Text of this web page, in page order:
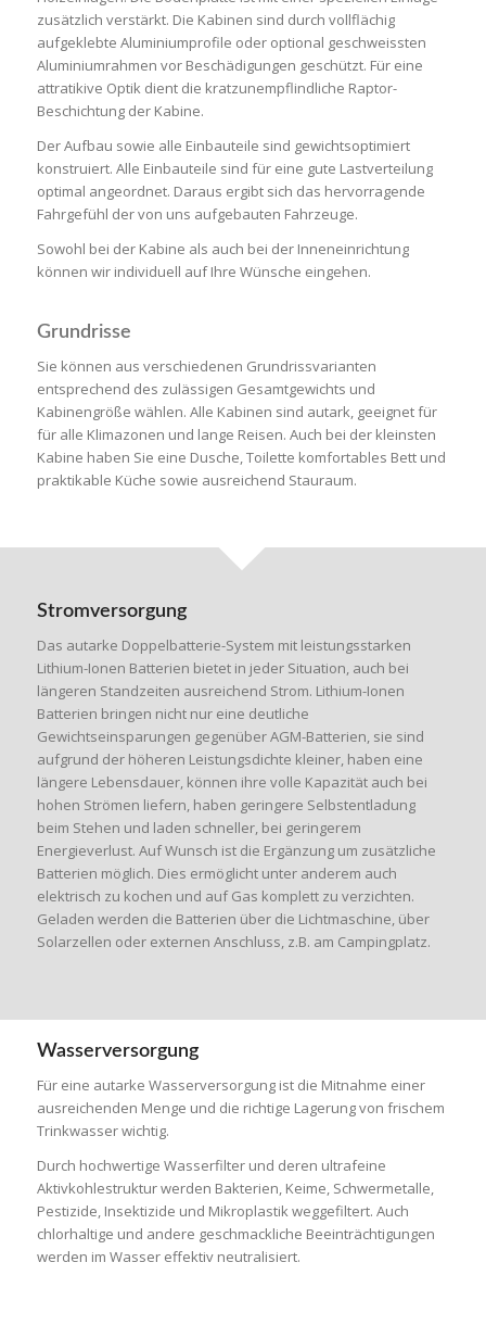
zusätzlich verstärkt. Die Kabinen sind durch vollflächig
aufgeklebte Aluminiumprofile oder optional geschweissten
Aluminiumrahmen vor Beschädigungen geschützt. Für eine
attratikive Optik dient die kratzunempflindliche Raptor-
Beschichtung der Kabine.
Der Aufbau sowie alle Einbauteile sind gewichtsoptimiert
konstruiert. Alle Einbauteile sind für eine gute Lastverteilung
optimal angeordnet. Daraus ergibt sich das hervorragende
Fahrgefühl der von uns aufgebauten Fahrzeuge.
Sowohl bei der Kabine als auch bei der Inneneinrichtung
können wir individuell auf Ihre Wünsche eingehen.
Grundrisse
Sie können aus verschiedenen Grundrissvarianten
entsprechend des zulässigen Gesamtgewichts und
Kabinengröße wählen. Alle Kabinen sind autark, geeignet für
für alle Klimazonen und lange Reisen. Auch bei der kleinsten
Kabine haben Sie eine Dusche, Toilette komfortables Bett und
praktikable Küche sowie ausreichend Stauraum.
Stromversorgung
Das autarke Doppelbatterie-System mit leistungsstarken
Lithium-Ionen Batterien bietet in jeder Situation, auch bei
längeren Standzeiten ausreichend Strom. Lithium-Ionen
Batterien bringen nicht nur eine deutliche
Gewichtseinsparungen gegenüber AGM-Batterien, sie sind
aufgrund der höheren Leistungsdichte kleiner, haben eine
längere Lebensdauer, können ihre volle Kapazität auch bei
hohen Strömen liefern, haben geringere Selbstentladung
beim Stehen und laden schneller, bei geringerem
Energieverlust. Auf Wunsch ist die Ergänzung um zusätzliche
Batterien möglich. Dies ermöglicht unter anderem auch
elektrisch zu kochen und auf Gas komplett zu verzichten.
Geladen werden die Batterien über die Lichtmaschine, über
Solarzellen oder externen Anschluss, z.B. am Campingplatz.
Wasserversorgung
Für eine autarke Wasserversorgung ist die Mitnahme einer
ausreichenden Menge und die richtige Lagerung von frischem
Trinkwasser wichtig.
Durch hochwertige Wasserfilter und deren ultrafeine
Aktivkohlestruktur werden Bakterien, Keime, Schwermetalle,
Pestizide, Insektizide und Mikroplastik weggefiltert. Auch
chlorhaltige und andere geschmackliche Beeinträchtigungen
werden im Wasser effektiv neutralisiert.